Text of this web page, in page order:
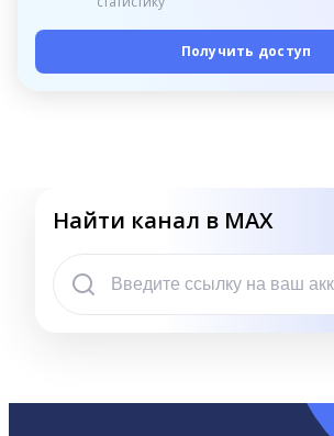
Получить доступ
Найти канал в MAX